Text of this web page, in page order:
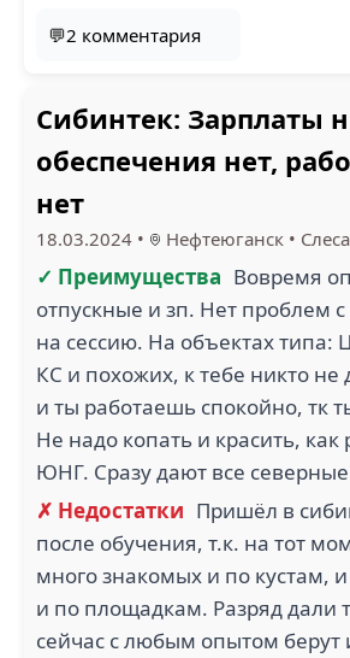
💬2 комментария
Сибинтек: Зарплаты
обеспечения нет,
нет
18.03.2024 • Нефтеюганск •
✓ Преимущества Вовремя
отпускные и зп. Нет проблем
на сессию. На объектах типа:
КС и похожих, к тебе никто не
и ты работаешь спокойно, тк
Не надо копать и красить, как
ЮНГ. Сразу дают все северные
✗ Недостатки Пришёл в
после обучения, т.к. на тот
много знакомых и по кустам,
и по площадкам. Разряд дали
сейчас с любым опытом берут